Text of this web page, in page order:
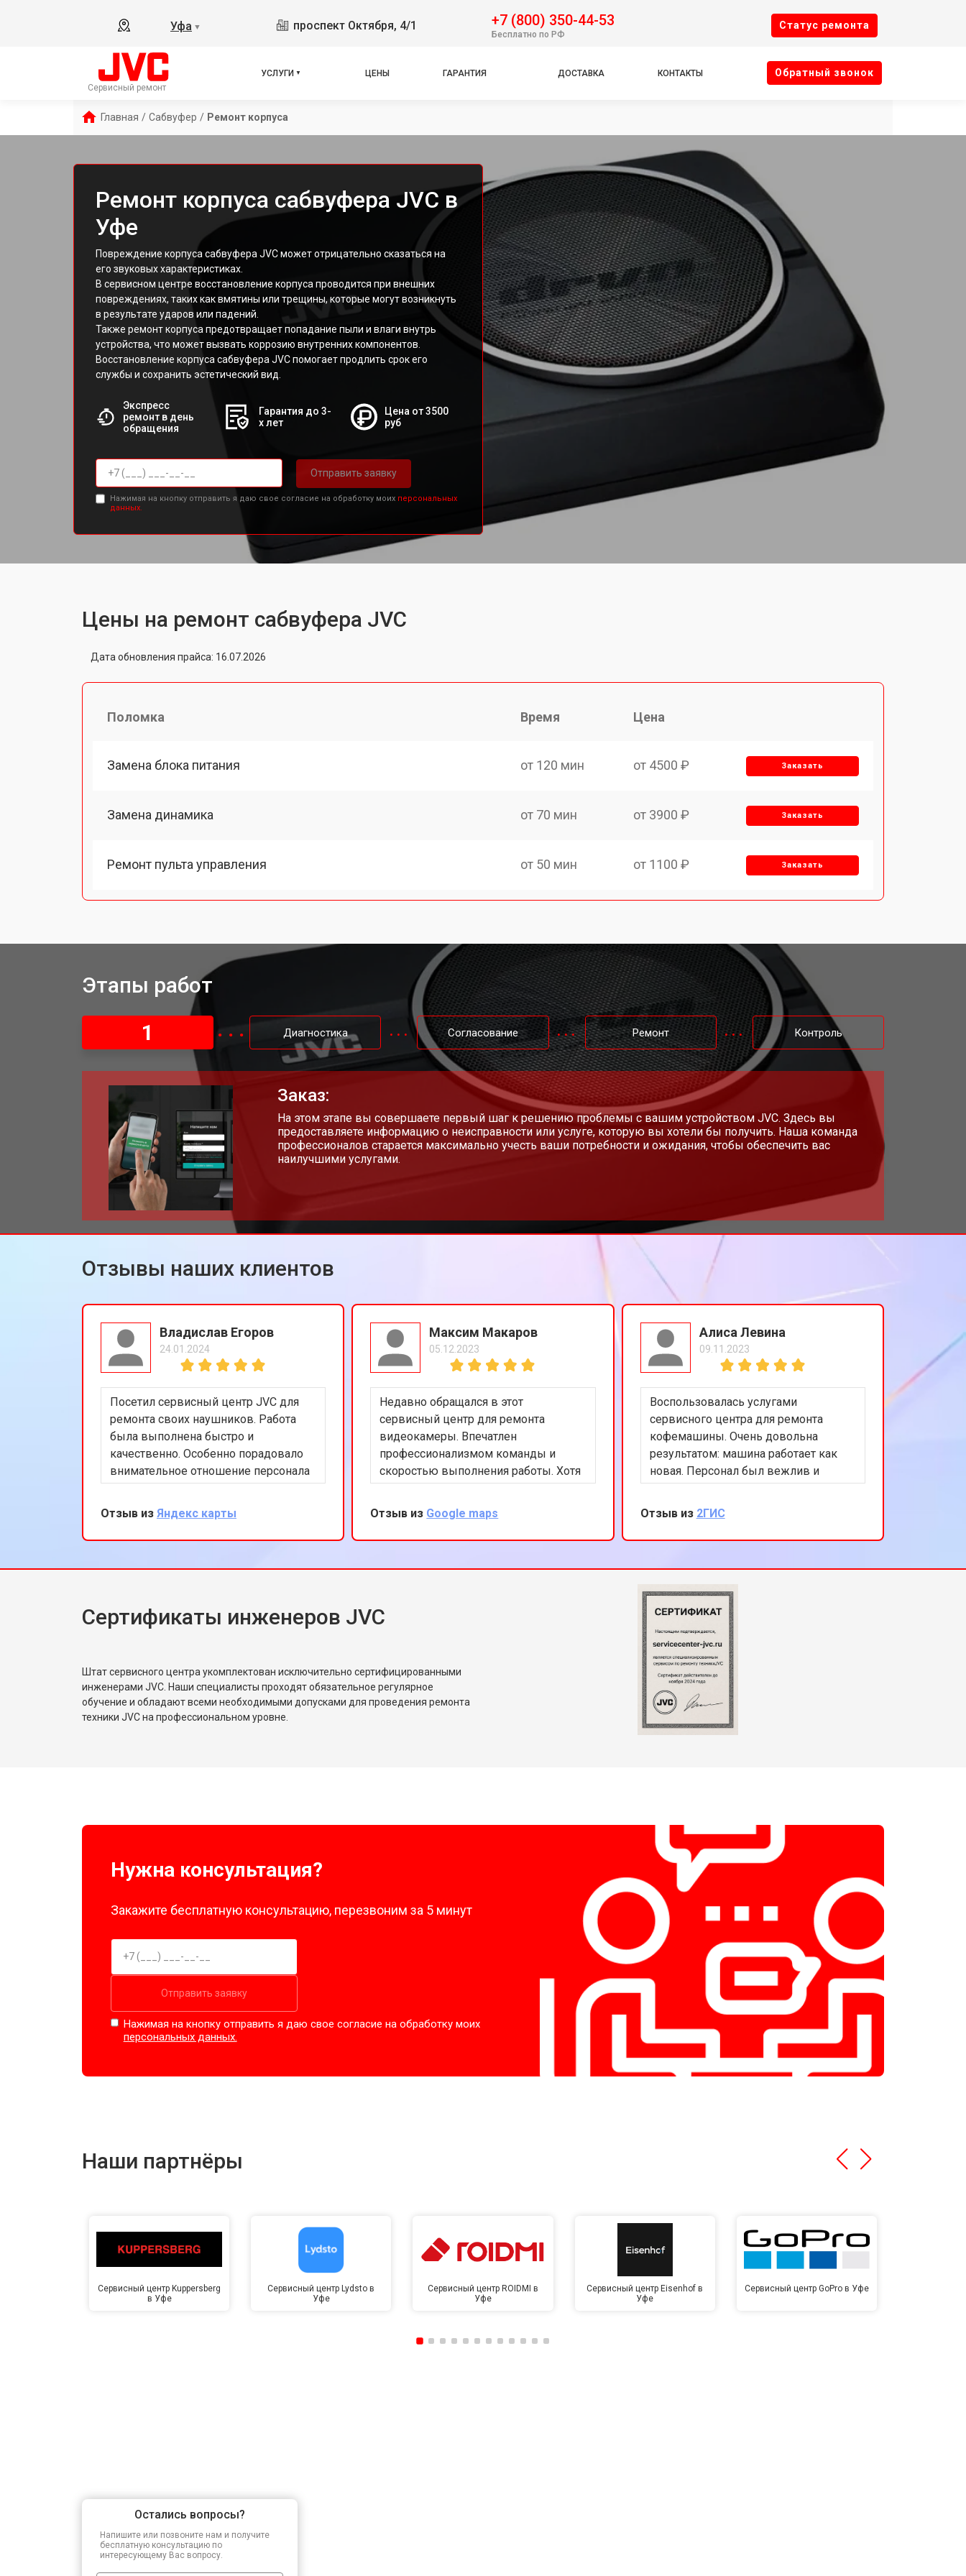
Уфа ▼ проспект Октября, 4/1 +7 (800) 350-44-53
Бесплатно по РФ
Cтатус ремонта
Сервисный ремонт
УСЛУГИ ЦЕНЫ ГАРАНТИЯ ДОСТАВКА КОНТАКТЫ Oбратный звонок
Главная / Сабвуфер / Ремонт корпуса
Ремонт корпуса сабвуфера JVC в
Уфе
Повреждение корпуса сабвуфера JVC может отрицательно сказаться на
его звуковых характеристиках.
В сервисном центре восстановление корпуса проводится при внешних
повреждениях, таких как вмятины или трещины, которые могут возникнуть
в результате ударов или падений.
Также ремонт корпуса предотвращает попадание пыли и влаги внутрь
устройства, что может вызвать коррозию внутренних компонентов.
Восстановление корпуса сабвуфера JVC помогает продлить срок его
службы и сохранить эстетический вид.
Экспресс
ремонт в день
обращения
Гарантия до 3-
х лет
Цена от 3500
руб
Отправить заявку
Нажимая на кнопку отправить я даю свое согласие на обработку моих персональных
данных.
Цены на ремонт сабвуфера JVC
Дата обновления прайса: 16.07.2026
Поломка Время Цена
Замена блока питания от 120 мин от 4500 ₽ Заказать
Замена динамика от 70 мин от 3900 ₽ Заказать
Ремонт пульта управления от 50 мин от 1100 ₽ Заказать
Этапы работ
1
Диагностика Согласование Ремонт Контроль
Заказ:
На этом этапе вы совершаете первый шаг к решению проблемы с вашим устройством JVC. Здесь вы
предоставляете информацию о неисправности или услуге, которую вы хотели бы получить. Наша команда
профессионалов старается максимально учесть ваши потребности и ожидания, чтобы обеспечить вас
наилучшими услугами.
Отзывы наших клиентов
Владислав Егоров
24.01.2024
Посетил сервисный центр JVC для
ремонта своих наушников. Работа
была выполнена быстро и
качественно. Особенно порадовало
внимательное отношение персонала
и разумные цены. Рекомендую этот
ремонт аудиотехники.
Отзыв из Яндекс карты
Максим Макаров
05.12.2023
Недавно обращался в этот
сервисный центр для ремонта
видеокамеры. Впечатлен
профессионализмом команды и
скоростью выполнения работы. Хотя
это и не официальный сервис JVC,
Буду рекомендовать друзьям.
Отзыв из Google maps
Алиса Левина
09.11.2023
Воспользовалась услугами
сервисного центра для ремонта
кофемашины. Очень довольна
результатом: машина работает как
новая. Персонал был вежлив и
компетентен, а цены приемлемы.
Отзыв из 2ГИС
Сертификаты инженеров JVC
Штат сервисного центра укомплектован исключительно сертифицированными
инженерами JVC. Наши специалисты проходят обязательное регулярное
обучение и обладают всеми необходимыми допусками для проведения ремонта
техники JVC на профессиональном уровне.
Нужна консультация?
Закажите бесплатную консультацию, перезвоним за 5 минут
Отправить заявку
Нажимая на кнопку отправить я даю свое согласие на обработку моих
персональных данных.
Наши партнёры
Сервисный центр Kuppersberg
в Уфе
Сервисный центр Lydsto в
Уфе
Сервисный центр ROIDMI в
Уфе
Сервисный центр Eisenhof в
Уфе
Сервисный центр GoPro в Уфе
Остались вопросы?
Напишите или позвоните нам и получите
бесплатную консультацию по
интересующему Вас вопросу.